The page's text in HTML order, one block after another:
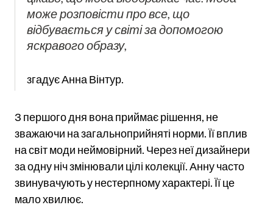
може розповісти про все, що
відбувається у світі за допомогою
яскравого образу,
згадує Анна Вінтур.
З першого дня вона приймає рішення, не
зважаючи на загальноприйняті норми. Її вплив
на світ моди неймовірний. Через неї дизайнери
за одну ніч змінювали цілі колекції. Анну часто
звинувачують у нестерпному характері. Її це
мало хвилює.